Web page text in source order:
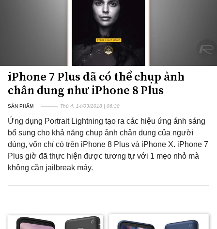
iPhone 7 Plus đã có thể chụp ảnh
chân dung như iPhone 8 Plus
SẢN PHẨM Thứ 4, 14/03/2018 | 06:30
Ứng dụng Portrait Lightning tạo ra các hiệu ứng ánh sáng
bổ sung cho khả năng chụp ảnh chân dung của người
dùng, vốn chỉ có trên iPhone 8 Plus và iPhone X. iPhone 7
Plus giờ đã thực hiện được tương tự với 1 mẹo nhỏ mà
không cần jailbreak máy.